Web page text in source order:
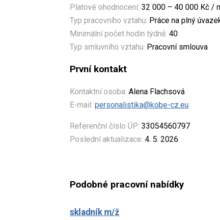
Platové ohodnocení: 32 000 – 40 000 Kč /
Typ pracovního vztahu: Práce na plný
Minimální počet hodin týdně: 40
Typ smluvního vztahu: Pracovní smlouva
První kontakt
Kontaktní osoba: Alena Flachsová
E-mail: personalistika@kobe-cz.eu
Referenční číslo ÚP: 33054560797
Poslední aktualizace: 4. 5. 2026
Podobné pracovní nabídky
skladník m/ž